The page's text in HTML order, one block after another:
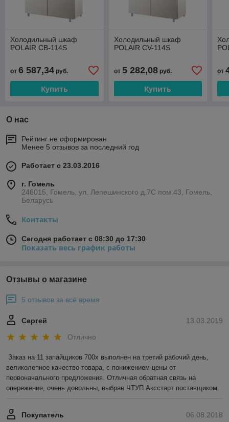
Холодильный шкаф
POLAIR CВ-114S
от 6 587,34 руб.
Купить
Холодильный шкаф
POLAIR CV-114S
от 5 282,08руб.
Купить
от
О нас
Рейтинг не сформирован
Менее 5 отзывов за последний год
Работает с 23.03.2016
г. Гомель
246015, Гомель, ул. Лепешинского д.7С пом.43, Гомель,
Беларусь
Контакты
Сегодня работает с 08:30 до 17:30
Показать весь график работы
Отзывы о магазине
5 отзывов за всё время
13.03.2019
Сергей
Отлично
Заказ на 11 запайщиков 700х выполнен на третий рабочий день,
великолепное качество товара, с понижением цены от
первоначального предложения. Отличная обратная связь на
опережение, очень довольны, выбрав ЧТУП Аксстарт поставщиком.
06.08.2018
Покупатель